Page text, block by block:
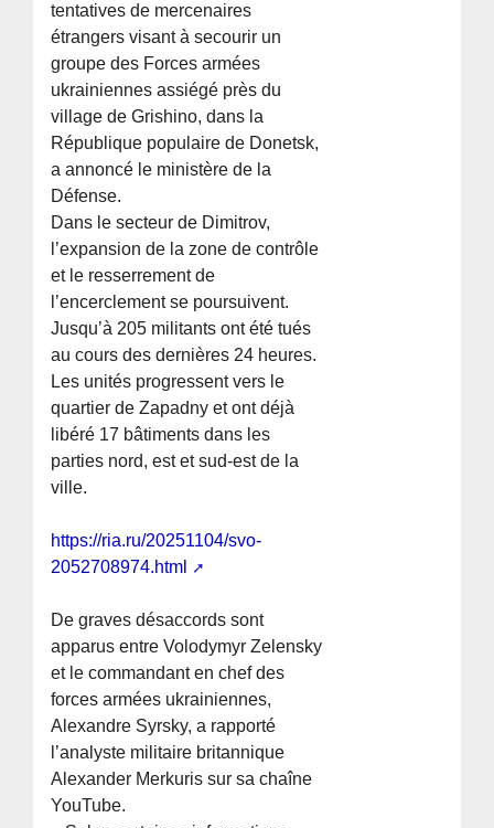
tentatives de mercenaires
étrangers visant à secourir un
groupe des Forces armées
ukrainiennes assiégé près du
village de Grishino, dans la
République populaire de Donetsk,
a annoncé le ministère de la
Défense.
Dans le secteur de Dimitrov,
l’expansion de la zone de contrôle
et le resserrement de
l’encerclement se poursuivent.
Jusqu’à 205 militants ont été tués
au cours des dernières 24 heures.
Les unités progressent vers le
quartier de Zapadny et ont déjà
libéré 17 bâtiments dans les
parties nord, est et sud-est de la
ville.
https://ria.ru/20251104/svo-
2052708974.html
De graves désaccords sont
apparus entre Volodymyr Zelensky
et le commandant en chef des
forces armées ukrainiennes,
Alexandre Syrsky, a rapporté
l’analyste militaire britannique
Alexander Merkuris sur sa chaîne
YouTube.